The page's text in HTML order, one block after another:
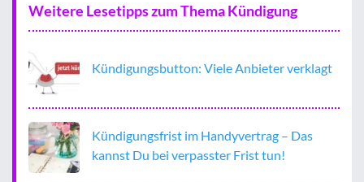
Weitere Lesetipps zum Thema Kündigung
Kündigungsbutton: Viele Anbieter verklagt
Kündigungsfrist im Handyvertrag – Das
kannst Du bei verpasster Frist tun!